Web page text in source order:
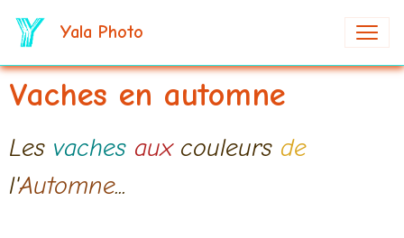
Yala Photo
Vaches en automne
Les vaches aux couleurs de
l'Automne...